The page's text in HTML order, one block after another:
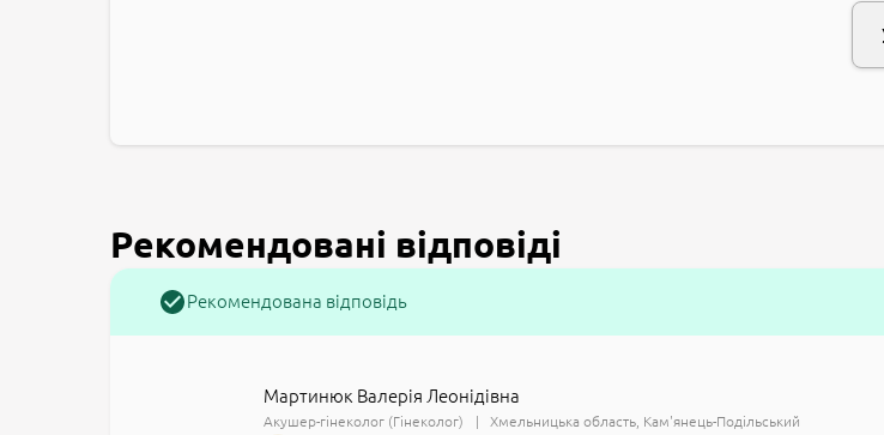
Рекомендовані відповіді
Рекомендована відповідь
Мартинюк Валерія Леонідівна
Акушер-гінеколог (Гінеколог) Хмельницька область Кам'янець-Подільський